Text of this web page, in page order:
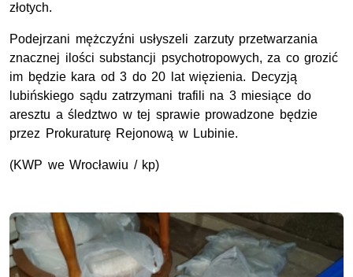
złotych.
Podejrzani mężczyźni usłyszeli zarzuty przetwarzania
znacznej ilości substancji psychotropowych, za co grozić
im będzie kara od 3 do 20 lat więzienia. Decyzją
lubińskiego sądu zatrzymani trafili na 3 miesiące do
aresztu a śledztwo w tej sprawie prowadzone będzie
przez Prokuraturę Rejonową w Lubinie.
(KWP we Wrocławiu / kp)